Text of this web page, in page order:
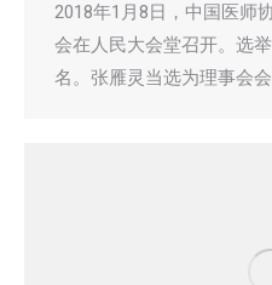
2018年1月8日，中国医师
会在人民大会堂召开。选
名。张雁灵当选为理事会会